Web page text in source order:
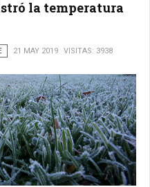
la temperatura
21 MAY 2019 VISITAS: 3938